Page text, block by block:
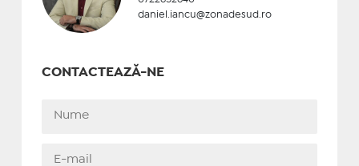
daniel.iancu@zonadesud.ro
CONTACTEAZĂ-NE